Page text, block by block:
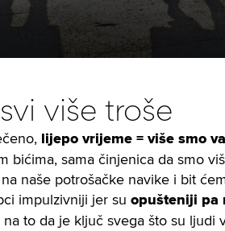
više troše
lijepo vrijeme = više smo
bićima, sama činjenica da smo
naše potrošačke navike i bit
impulzivniji jer su opušteniji pa
na to da je ključ svega što su ljudi